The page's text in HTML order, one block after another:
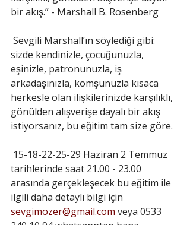
bir akış.” - Marshall B. Rosenberg
Sevgili Marshall’ın söylediği gibi:
sizde kendinizle, çocuğunuzla,
eşinizle, patronunuzla, iş
arkadaşınızla, komşunuzla kısaca
herkesle olan ilişkilerinizde karşılıklı,
gönülden alışverişe dayalı bir akış
istiyorsanız, bu eğitim tam size göre.
15-18-22-25-29 Haziran 2 Temmuz
tarihlerinde saat 21.00 - 23.00
arasında gerçekleşecek bu eğitim ile
ilgili daha detaylı bilgi için
sevgimozer@gmail.com veya 0533